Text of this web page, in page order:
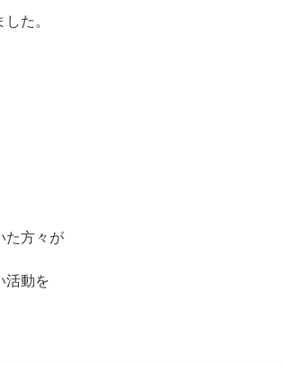
た。
た方々が
活動を